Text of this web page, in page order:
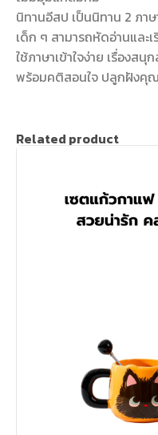
นิทานอีสป เป็นนิทาน 2 ภา
เด็ก ๆ สามารถหัดอ่านและ
ใช้ภาษาเข้าใจง่าย เรื่องส
พร้อมคติสอนใจ ปลูกฝังคุณ
Related product